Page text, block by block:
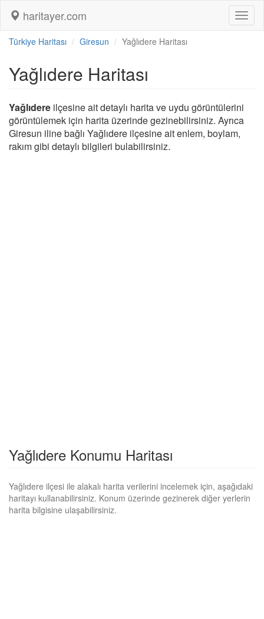
haritayer.com
Türkiye Haritası Giresun Yağlıdere Haritası
Yağlıdere Haritası
Yağlıdere ilçesine ait detaylı harita ve uydu görüntülerini
görüntülemek için harita üzerinde gezinebilirsiniz. Ayrıca
Giresun iline bağlı Yağlıdere ilçesine ait enlem, boylam,
rakım gibi detaylı bilgileri bulabilirsiniz.
Yağlıdere Konumu Haritası
Yağlıdere ilçesi ile alakalı harita verilerini incelemek için, aşağıdaki
haritayı kullanabilirsiniz. Konum üzerinde gezinerek diğer yerlerin
harita bilgisine ulaşabilirsiniz.